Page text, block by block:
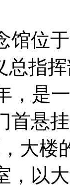
馆位
总指
，是
首悬
大楼
，以